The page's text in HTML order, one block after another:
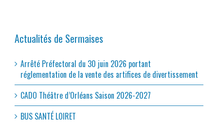
Actualités de Sermaises
Arrêté Préfectoral du 30 juin 2026 portant
réglementation de la vente des artifices de divertissement
CADO Théâtre d’Orléans Saison 2026-2027
BUS SANTÉ LOIRET